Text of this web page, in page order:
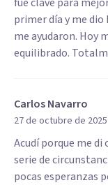
primer día y me
me ayudaron. Hoy
equilibrado.
Carlos Navarro
27 de octubre de 2025
Acudí porque me
serie de
pocas esperanzas